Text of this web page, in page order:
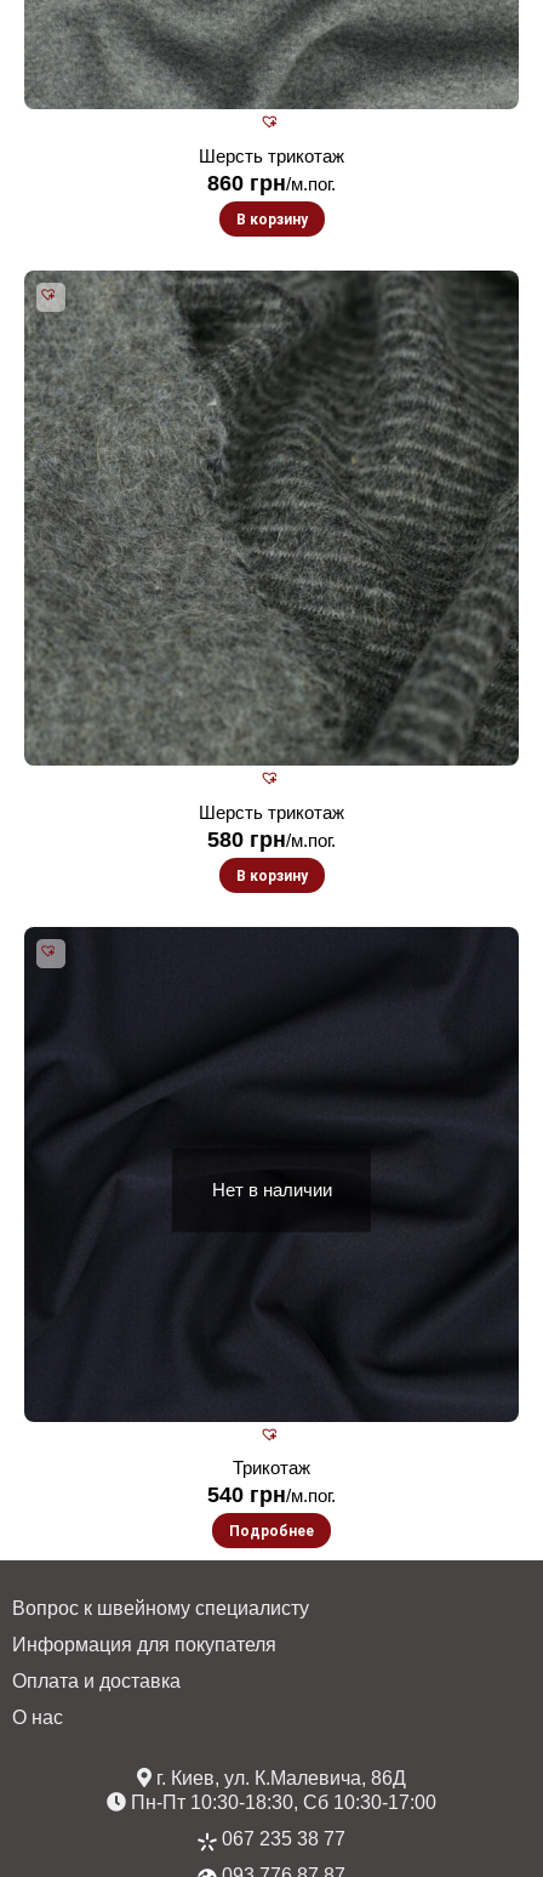
Шерсть трикотаж
860 грн/м.пог.
В корзину
Шерсть трикотаж
580 грн/м.пог.
В корзину
Нет в наличии
Трикотаж
540 грн/м.пог.
Подробнее
Вопрос к швейному специалисту
Информация для покупателя
Оплата и доставка
О нас
г. Киев, ул. К.Малевича, 86Д
Пн-Пт 10:30-18:30, Сб 10:30-17:00
067 235 38 77